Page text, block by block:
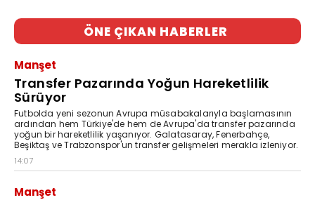
ÖNE ÇIKAN HABERLER
Manşet
Transfer Pazarında Yoğun Hareketlilik
Sürüyor
Futbolda yeni sezonun Avrupa müsabakalarıyla başlamasının
ardından hem Türkiye'de hem de Avrupa'da transfer pazarında
yoğun bir hareketlilik yaşanıyor. Galatasaray, Fenerbahçe,
Beşiktaş ve Trabzonspor'un transfer gelişmeleri merakla izleniyor.
14:07
Manşet